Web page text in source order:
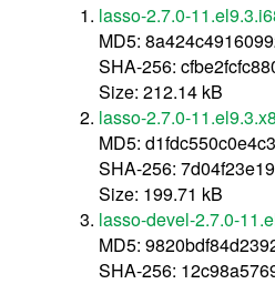
lasso-2.7.0-
MD5:
SHA-256:
Size: 212.14 kB
lasso-2.7.0-
MD5:
SHA-256:
Size: 199.71 kB
lasso-devel-2.7.0-
MD5:
SHA-256: